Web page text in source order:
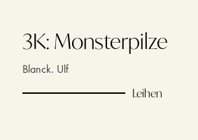
3K: Monsterpilze
Blanck. Ulf
Leihen